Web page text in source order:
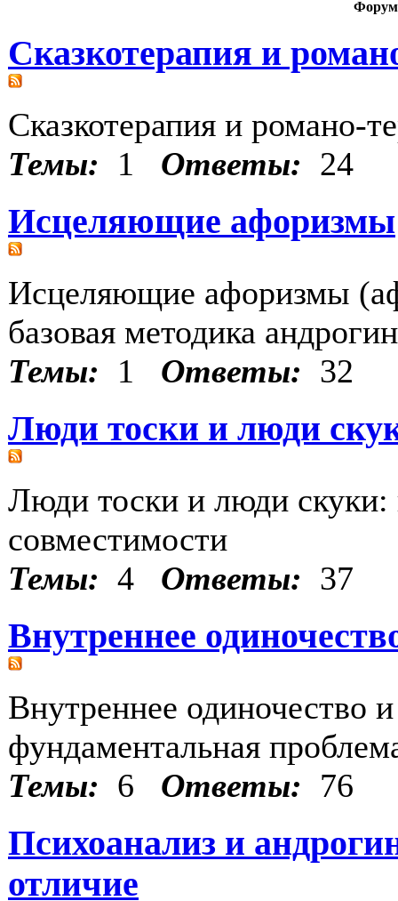
Форум
Сказкотерапия и
Сказкотерапия и романо-
Темы:
1 Ответы: 24
Исцеляющие афоризмы
Исцеляющие афоризмы
базовая методика
Темы:
1 Ответы: 32
Люди тоски и люди
Люди тоски и люди скуки:
совместимости
Темы: 4 Ответы: 37
Внутреннее
Внутреннее одиночество
фундаментальная
Темы: 6 Ответы: 76
Психоанализ и
отличие